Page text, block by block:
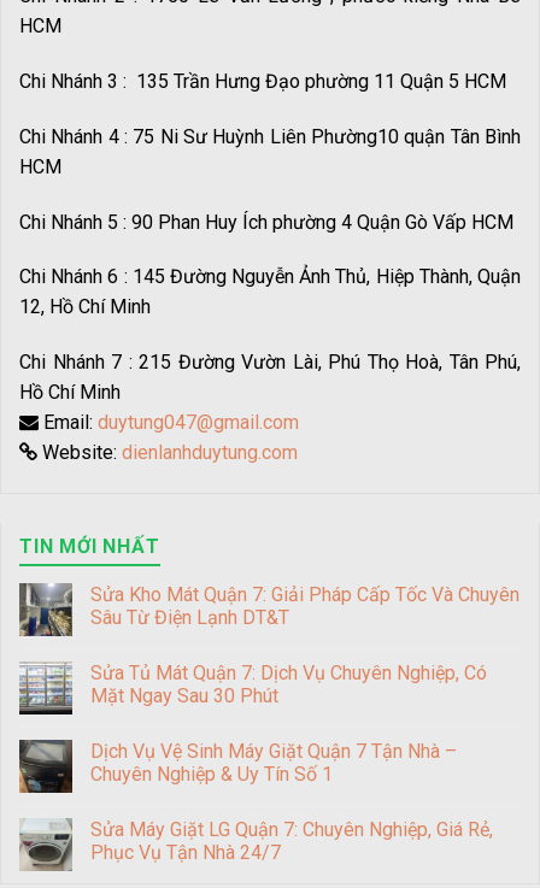
HCM
Chi Nhánh 3 : 135 Trần Hưng Đạo phường 11 Quận 5 HCM
Chi Nhánh 4 : 75 Ni Sư Huỳnh Liên Phường10 quận Tân Bình
HCM
Chi Nhánh 5 : 90 Phan Huy Ích phường 4 Quận Gò Vấp HCM
Chi Nhánh 6 : 145 Đường Nguyễn Ảnh Thủ, Hiệp Thành, Quận
12, Hồ Chí Minh
Chi Nhánh 7 : 215 Đường Vườn Lài, Phú Thọ Hoà, Tân Phú,
Hồ Chí Minh
Email: duytung047@gmail.com
Website: dienlanhduytung.com
TIN MỚI NHẤT
Sửa Kho Mát Quận 7: Giải Pháp Cấp Tốc Và Chuyên
Sâu Từ Điện Lạnh DT&T
Sửa Tủ Mát Quận 7: Dịch Vụ Chuyên Nghiệp, Có
Mặt Ngay Sau 30 Phút
Dịch Vụ Vệ Sinh Máy Giặt Quận 7 Tận Nhà –
Chuyên Nghiệp & Uy Tín Số 1
Sửa Máy Giặt LG Quận 7: Chuyên Nghiệp, Giá Rẻ,
Phục Vụ Tận Nhà 24/7